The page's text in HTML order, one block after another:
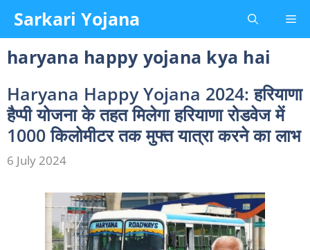
content
Sarkari Yojana
haryana happy yojana kya hai
Haryana Happy Yojana 2024: हरियाणा
हैप्पी योजना के तहत मिलेगा हरियाणा रोडवेज में
1000 किलोमीटर तक मुफ्त यात्रा करने का लाभ
6 July 2024